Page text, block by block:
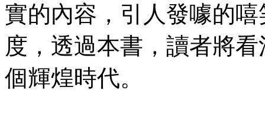
實的內容，引人發噱的
度，透過本書，讀者將
個輝煌時代。